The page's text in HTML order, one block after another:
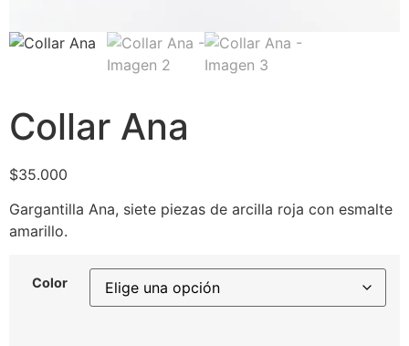
Collar Ana
$35.000
Gargantilla Ana, siete piezas de arcilla roja con esmalte
amarillo.
Color